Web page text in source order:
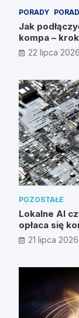
PORADY
Jak
kompa –
22 lipca 2026
POZOSTAŁE
Lokalne AI
opłaca się
21 lipca 2026